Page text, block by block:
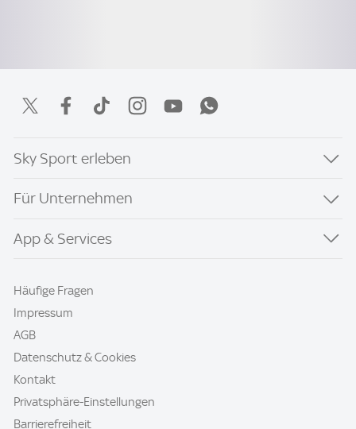
Sky Sport erleben
Für Unternehmen
App & Services
Häufige Fragen
Impressum
AGB
Datenschutz & Cookies
Kontakt
Privatsphäre-Einstellungen
Barrierefreiheit